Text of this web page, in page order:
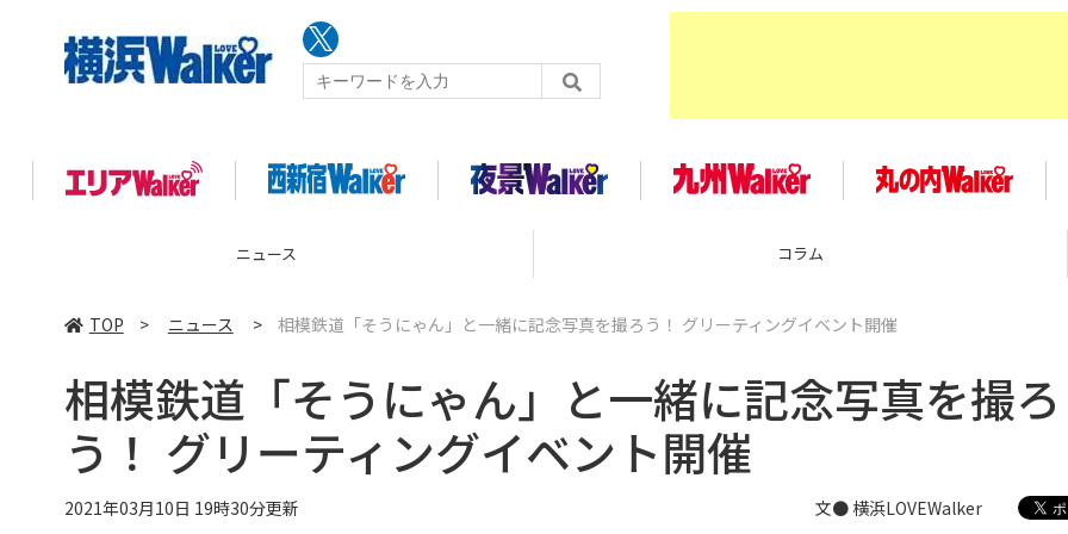
ニュース コラム
TOP > ニュース > 相模鉄道「そうにゃん」と一緒に記念写真を撮ろう！ グリーティングイベント開催
相模鉄道「そうにゃん」と一緒に記念写真を撮ろ
う！ グリーティングイベント開催
2021年03月10日 19時30分更新 文● 横浜LOVEWalker